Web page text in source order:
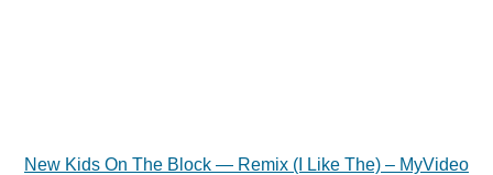
New Kids On The Block — Remix (I Like The) – MyVideo